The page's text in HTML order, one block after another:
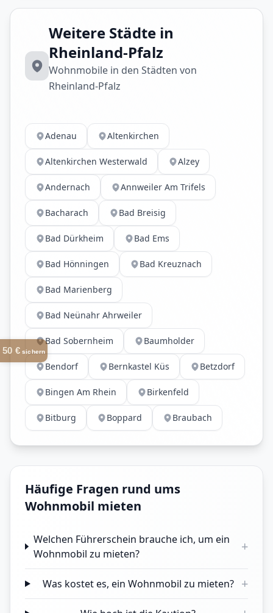
Weitere Städte in
Rheinland-Pfalz
Wohnmobile in den Städten von
Rheinland-Pfalz
Adenau Altenkirchen
Altenkirchen Westerwald Alzey
Andernach Annweiler Am Trifels
Bacharach Bad Breisig
Bad Dürkheim Bad Ems
Bad Hönningen Bad Kreuznach
Bad Marienberg
Bad Neünahr Ahrweiler
Bad Sobernheim Baumholder
Bendorf Bernkastel Küs Betzdorf
Bingen Am Rhein Birkenfeld
Bitburg Boppard Braubach
Häufige Fragen rund ums
Wohnmobil mieten
Welchen Führerschein brauche ich, um ein
Wohnmobil zu mieten?
+
Was kostet es, ein Wohnmobil zu mieten? +
50 €sichern